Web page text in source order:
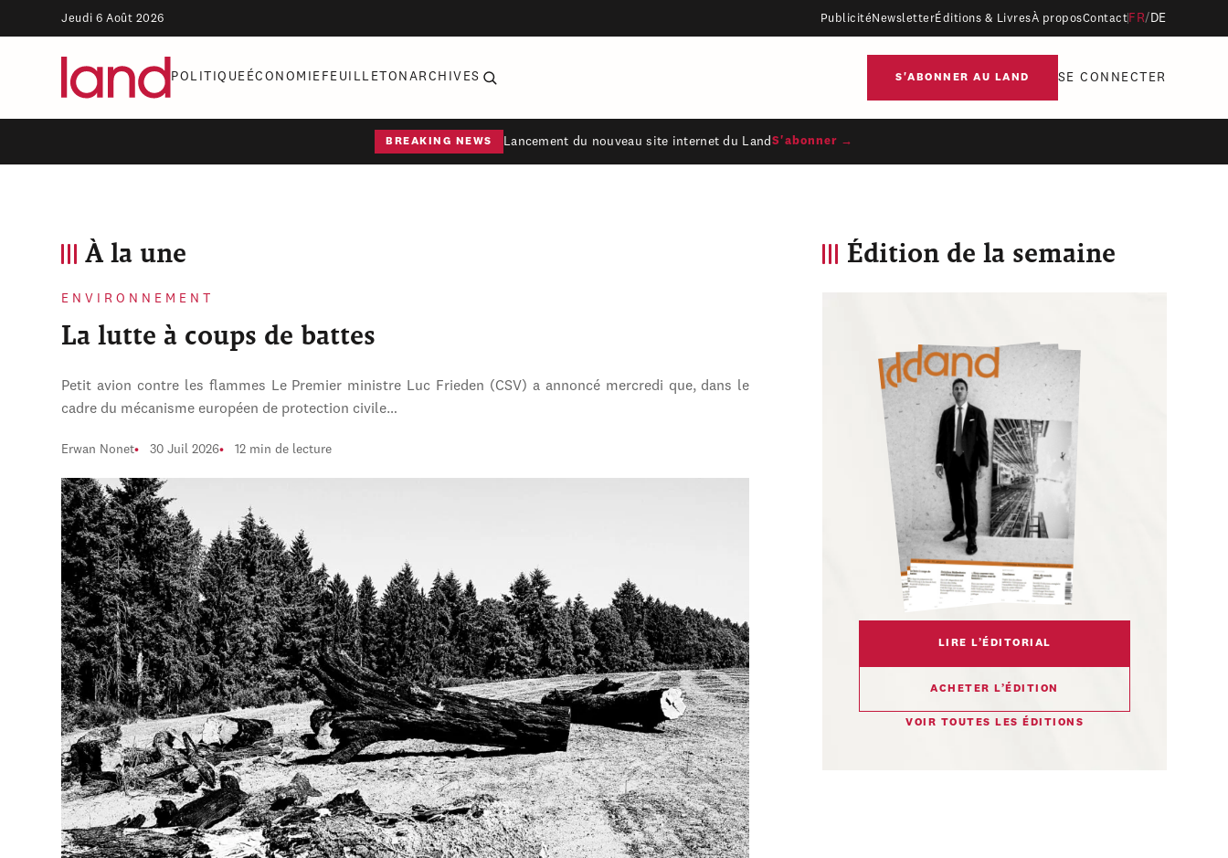
Jeudi 6 Août 2026 Publicité NewsletterÉditions & LivresÀ proposContact FR/ DE
POLITIQUE ÉCONOMIE FEUILLETON ARCHIVES S'ABONNER AU LAND SE CONNECTER
BREAKING NEWS Lancement du nouveau site internet du Land S'abonner →
À la une
ENVIRONNEMENT
La lutte à coups de battes
Petit avion contre les flammes Le Premier ministre Luc Frieden (CSV) a annoncé mercredi que, dans le
cadre du mécanisme européen de protection civile…
Erwan Nonet 30 Juil 2026 12 min de lecture
Édition de la semaine
LIRE L’ÉDITORIAL
ACHETER L’ÉDITION
VOIR TOUTES LES ÉDITIONS